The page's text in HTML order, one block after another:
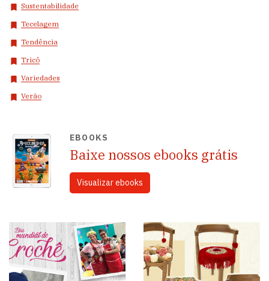
Sustentabilidade
Tecelagem
Tendência
Tricô
Variedades
Verão
EBOOKS
Baixe nossos ebooks grátis
Visualizar ebooks